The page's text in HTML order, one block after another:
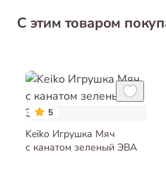
С этим товаром
5
Keiko Игрушка Мяч
с канатом зеленый ЭВА